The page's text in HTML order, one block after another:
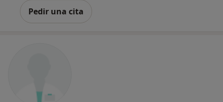
Pedir una cita